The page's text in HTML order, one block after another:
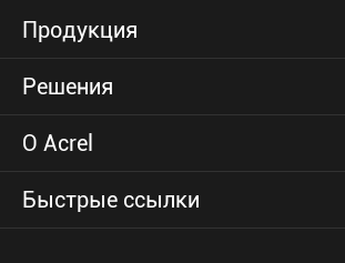
Продукция
Решения
О Acrel
Быстрые ссылки